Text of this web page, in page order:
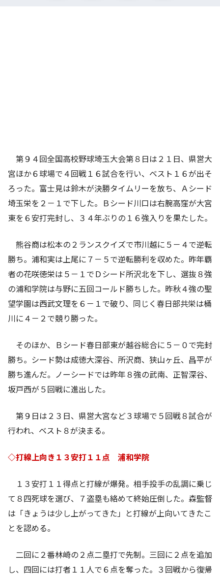
第９４回全国高校野球埼玉大会第８日は２１日、県営大
宮ほか６球場で４回戦１６試合を行い、ベスト１６が出そ
ろった。富士見は鈴木が決勝タイムリーを放ち、Ａシード
埼玉栄を２－１で下した。Ｂシード川口は右腕高窪が大宮
東を６安打完封し、３４年ぶりの１６強入りを果たした。
熊谷商は松本の２ランスクイズで市川越に５－４で逆転
勝ち。浦和実は上尾に７－５で逆転勝利を収めた。昨年覇
者の花咲徳栄は５－１でＤシード所沢北を下し、選抜８強
の浦和学院は与野に五回コールド勝ちした。昨秋４強の聖
望学園は西武文理を６－１で破り、同じく春日部共栄は桶
川に４－２で競り勝った。
そのほか、Ｂシード春日部東が越谷総合に５－０で完封
勝ち。シード勢は成徳大深谷、所沢商、狭山ヶ丘、昌平が
勝ち進んだ。ノーシードでは昨年８強の武南、正智深谷、
坂戸西が５回戦に進出した。
第９日は２３日、県営大宮など３球場で５回戦８試合が
行われ、ベスト８が決まる。
◇打線上向き１３安打１１点 浦和学院
１３安打１１得点と打線が爆発。相手投手の乱調に乗じ
て８四死球を選び、７盗塁も絡めて終始圧倒した。森監督
は「きょうは少し上がってきた」と打線が上向いてきたこ
とを認める。
二回に２番林崎の２点二塁打で先制。三回に２点を追加
し、四回には打者１１人で６点を奪った。３回戦から復帰